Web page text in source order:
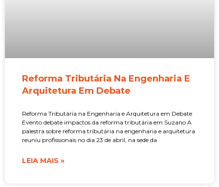
Reforma Tributária Na Engenharia E
Arquitetura Em Debate
Reforma Tributária na Engenharia e Arquitetura em Debate
Evento debate impactos da reforma tributária em Suzano A
palestra sobre reforma tributária na engenharia e arquitetura
reuniu profissionais no dia 23 de abril, na sede da
LEIA MAIS »